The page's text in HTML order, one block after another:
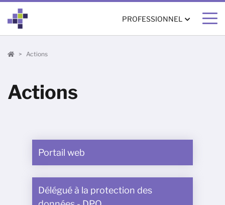
PROFESSIONNEL
Professionnel
Actions
Actions
Portail web
Délégué à la protection des